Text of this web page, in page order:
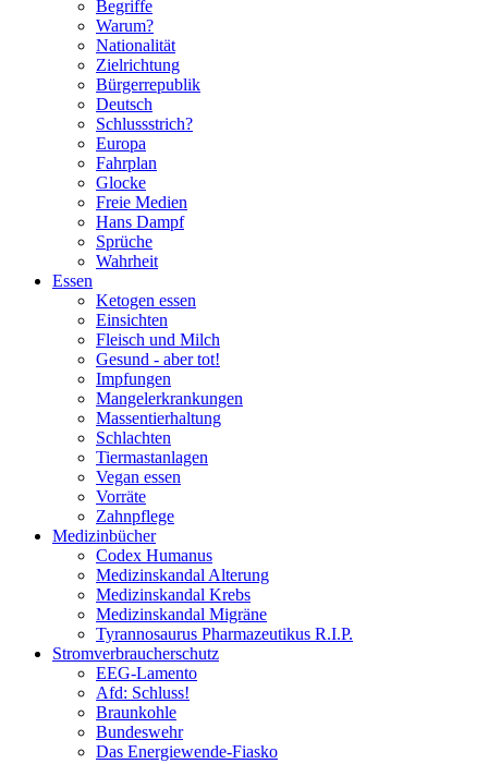
Begriffe
Warum?
Nationalität
Zielrichtung
Bürgerrepublik
Deutsch
Schlussstrich?
Europa
Fahrplan
Glocke
Freie Medien
Hans Dampf
Sprüche
Wahrheit
Essen
Ketogen essen
Einsichten
Fleisch und Milch
Gesund - aber tot!
Impfungen
Mangelerkrankungen
Massentierhaltung
Schlachten
Tiermastanlagen
Vegan essen
Vorräte
Zahnpflege
Medizinbücher
Codex Humanus
Medizinskandal Alterung
Medizinskandal Krebs
Medizinskandal Migräne
Tyrannosaurus Pharmazeutikus R.I.P.
Stromverbraucherschutz
EEG-Lamento
Afd: Schluss!
Braunkohle
Bundeswehr
Das Energiewende-Fiasko